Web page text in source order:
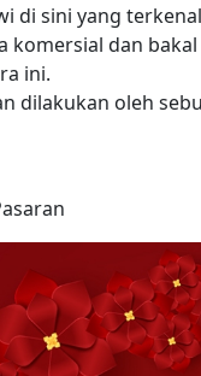
di sini yang
komersial dan
ini.
dilakukan oleh